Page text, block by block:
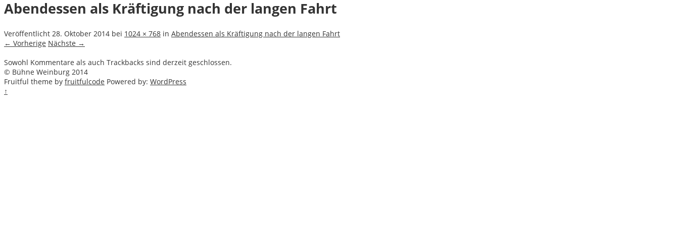
Abendessen als Kräftigung nach der langen Fahrt
Veröffentlicht 28. Oktober 2014 bei 1024 × 768 in Abendessen als Kräftigung nach der langen Fahrt
← Vorherige Nächste →
Sowohl Kommentare als auch Trackbacks sind derzeit geschlossen.
© Bühne Weinburg 2014
Fruitful theme by fruitfulcode Powered by: WordPress
↑